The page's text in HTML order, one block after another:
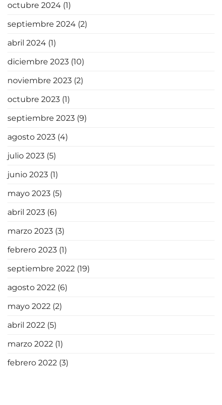
octubre 2024 (1)
septiembre 2024 (2)
abril 2024 (1)
diciembre 2023 (10)
noviembre 2023 (2)
octubre 2023 (1)
septiembre 2023 (9)
agosto 2023 (4)
julio 2023 (5)
junio 2023 (1)
mayo 2023 (5)
abril 2023 (6)
marzo 2023 (3)
febrero 2023 (1)
septiembre 2022 (19)
agosto 2022 (6)
mayo 2022 (2)
abril 2022 (5)
marzo 2022 (1)
febrero 2022 (3)